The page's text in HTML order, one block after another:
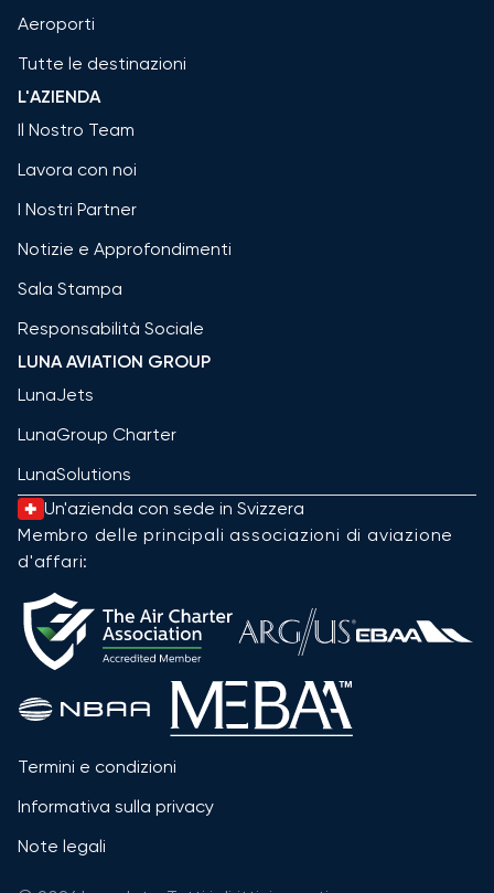
Aeroporti
Tutte le destinazioni
L'AZIENDA
Il Nostro Team
Lavora con noi
I Nostri Partner
Notizie e Approfondimenti
Sala Stampa
Responsabilità Sociale
LUNA AVIATION GROUP
LunaJets
LunaGroup Charter
LunaSolutions
Un'azienda con sede in Svizzera
Membro delle principali associazioni di aviazione
d'affari:
Termini e condizioni
Informativa sulla privacy
Note legali